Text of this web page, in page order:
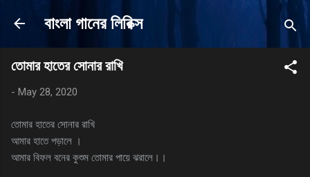
Skip to main content
বাংলা গানের লিরিক্স
তোমার হাতের সোনার রাখি
- May 28, 2020
তোমার হাতের সোনার রাখি
আমার হাতে পড়ালে ।
আমার বিফল বনের কুশুম তোমার পায়ে ঝরালে।।